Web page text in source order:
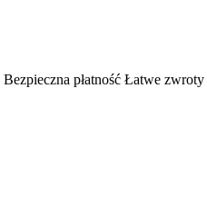
Bezpieczna płatność Łatwe zwroty